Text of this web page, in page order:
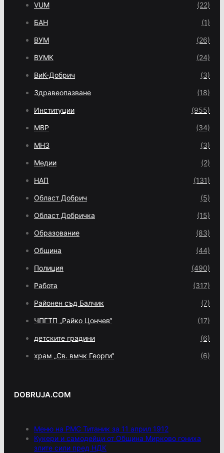
VUM (22)
БАН (1)
ВУМ (26)
ВУМК (24)
ВиК-Добрич (3)
Здравеопазване (18)
Институции (955)
МВР (34)
МНЗ (3)
Медии (2)
НАП (131)
Област Добрич (5)
Област Добричка (15)
Образование (83)
Община (44)
Полиция (490)
Работа (317)
Районен съд Балчик (7)
ЧПГТП „Райко Цончев“ (17)
детските градини (6)
храм „Св. вмчк Георги“ (6)
DOBRUJA.COM
Меню на РМС Титаник за 11 април 1912
Кукери и самодейци от Община Мирково гониха
злите сили пред НДК